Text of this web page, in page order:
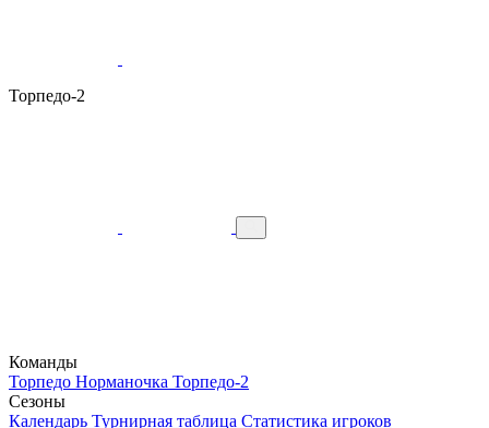
Торпедо-2
Команды
Торпедо Норманочка Торпедо-2
Сезоны
Календарь Турнирная таблица Статистика игроков